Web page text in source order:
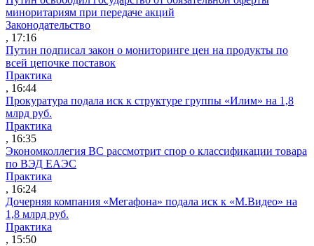
миноритариям при передаче акций
Законодательство
, 17:16
Путин подписал закон о мониторинге цен на продукты по
всей цепочке поставок
Практика
, 16:44
Прокуратура подала иск к структуре группы «Илим» на 1,8
млрд руб.
Практика
, 16:35
Экономколлегия ВС рассмотрит спор о классификации товара
по ВЭД ЕАЭС
Практика
, 16:24
Дочерняя компания «Мегафона» подала иск к «М.Видео» на
1,8 млрд руб.
Практика
, 15:50